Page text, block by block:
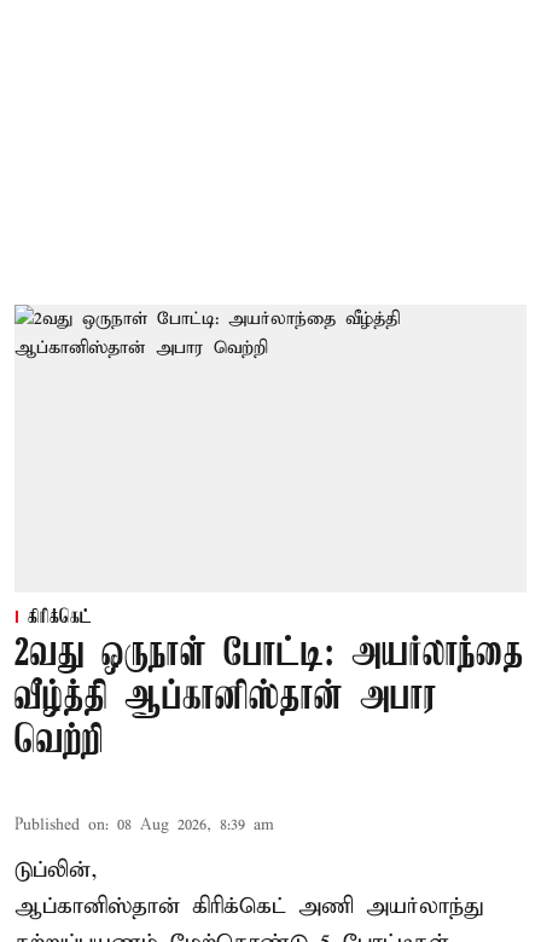
கிரிக்கெட்
2வது ஒருநாள் போட்டி: அயர்லாந்தை
வீழ்த்தி ஆப்கானிஸ்தான் அபார
வெற்றி
Published on: 08 Aug 2026, 8:39 am
டுப்லின்,
ஆப்கானிஸ்தான் கிரிக்கெட் அணி அயர்லாந்து